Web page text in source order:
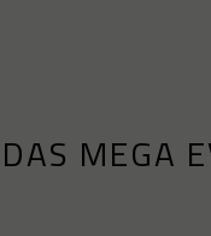
MEGA